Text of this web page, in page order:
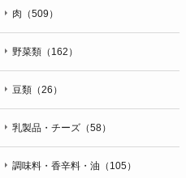
肉（509）
野菜類（162）
豆類（26）
乳製品・チーズ（58）
調味料・香辛料・油（105）